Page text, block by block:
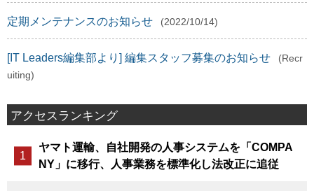
定期メンテナンスのお知らせ (2022/10/14)
[IT Leaders編集部より] 編集スタッフ募集のお知らせ
(Recr
uiting)
アクセスランキング
ヤマト運輸、自社開発の人事システムを「COMPA
NY」に移行、人事業務を標準化し法改正に追従